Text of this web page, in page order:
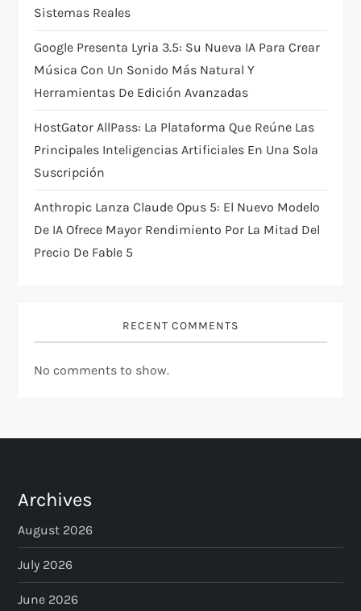
Sistemas Reales
Google Presenta Lyria 3.5: Su Nueva IA Para Crear
Música Con Un Sonido Más Natural Y
Herramientas De Edición Avanzadas
HostGator AllPass: La Plataforma Que Reúne Las
Principales Inteligencias Artificiales En Una Sola
Suscripción
Anthropic Lanza Claude Opus 5: El Nuevo Modelo
De IA Ofrece Mayor Rendimiento Por La Mitad Del
Precio De Fable 5
RECENT COMMENTS
No comments to show.
Archives
August 2026
July 2026
June 2026